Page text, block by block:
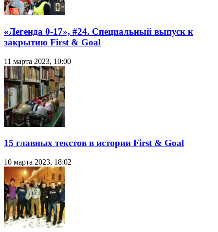
«Легенда 0-17», #24. Специальный выпуск к
закрытию First & Goal
11 марта 2023, 10:00
15 главных текстов в истории First & Goal
10 марта 2023, 18:02